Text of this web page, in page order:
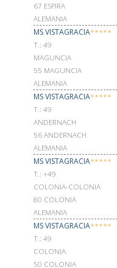
67 ESPIRA
ALEMANIA
MS VISTAGRACIA*****
Т.: 49
MAGUNCIA
55 MAGUNCIA
ALEMANIA
MS VISTAGRACIA*****
Т.: 49
ANDERNACH
56 ANDERNACH
ALEMANIA
MS VISTAGRACIA*****
Т.: +49
COLONIA-COLONIA
80 COLONIA
ALEMANIA
MS VISTAGRACIA*****
Т.: 49
COLONIA
50 COLONIA